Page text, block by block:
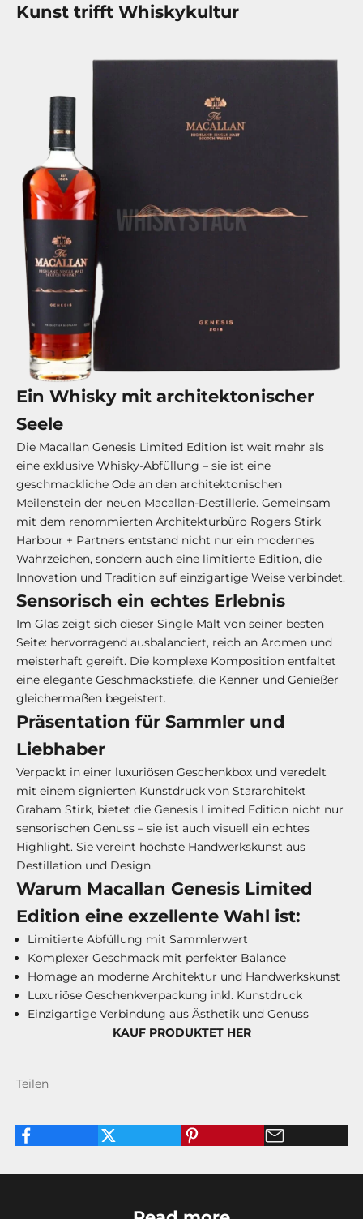
Kunst trifft Whiskykultur
Ein Whisky mit architektonischer
Seele
Die Macallan Genesis Limited Edition ist weit mehr als
eine exklusive Whisky-Abfüllung – sie ist eine
geschmackliche Ode an den architektonischen
Meilenstein der neuen Macallan-Destillerie. Gemeinsam
mit dem renommierten Architekturbüro Rogers Stirk
Harbour + Partners entstand nicht nur ein modernes
Wahrzeichen, sondern auch eine limitierte Edition, die
Innovation und Tradition auf einzigartige Weise verbindet.
Sensorisch ein echtes Erlebnis
Im Glas zeigt sich dieser Single Malt von seiner besten
Seite: hervorragend ausbalanciert, reich an Aromen und
meisterhaft gereift. Die komplexe Komposition entfaltet
eine elegante Geschmackstiefe, die Kenner und Genießer
gleichermaßen begeistert.
Präsentation für Sammler und
Liebhaber
Verpackt in einer luxuriösen Geschenkbox und veredelt
mit einem signierten Kunstdruck von Stararchitekt
Graham Stirk, bietet die Genesis Limited Edition nicht nur
sensorischen Genuss – sie ist auch visuell ein echtes
Highlight. Sie vereint höchste Handwerkskunst aus
Destillation und Design.
Warum Macallan Genesis Limited
Edition eine exzellente Wahl ist:
Limitierte Abfüllung mit Sammlerwert
Komplexer Geschmack mit perfekter Balance
Homage an moderne Architektur und Handwerkskunst
Luxuriöse Geschenkverpackung inkl. Kunstdruck
Einzigartige Verbindung aus Ästhetik und Genuss
KAUF PRODUKTET HER
Teilen